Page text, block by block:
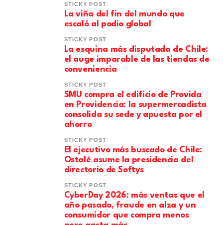
STICKY POST
La viña del fin del mundo que
escaló al podio global
STICKY POST
La esquina más disputada de Chile:
el auge imparable de las tiendas de
conveniencia
STICKY POST
SMU compra el edificio de Provida
en Providencia: la supermercadista
consolida su sede y apuesta por el
ahorro
STICKY POST
El ejecutivo más buscado de Chile:
Ostalé asume la presidencia del
directorio de Softys
STICKY POST
CyberDay 2026: más ventas que el
año pasado, fraude en alza y un
consumidor que compra menos